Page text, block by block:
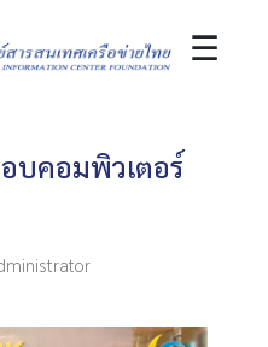
☰
บคอมพิวเตอร์